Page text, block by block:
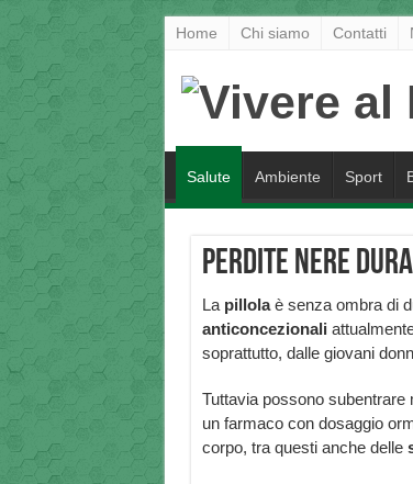
Home Chi siamo Contatti
Salute Ambiente Sport
Perdite nere
La pillolaè senza ombra di
anticoncezionali
soprattutto, dalle giovani
Tuttavia possono subentrare
un farmaco con dosaggio
corpo, tra questi anche delle